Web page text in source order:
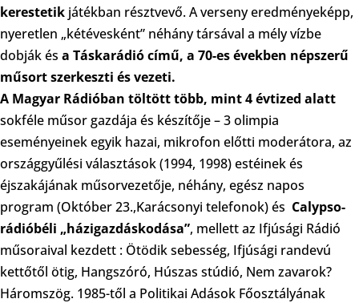
kerestetik játékban résztvevő. A verseny eredményeképp,
nyeretlen „kétévesként” néhány társával a mély vízbe
dobják és a Táskarádió című, a 70-es években népszerű
műsort szerkeszti és vezeti.
A Magyar Rádióban töltött több, mint 4 évtized alatt
sokféle műsor gazdája és készítője – 3 olimpia
eseményeinek egyik hazai, mikrofon előtti moderátora, az
országgyűlési választások (1994, 1998) estéinek és
éjszakájának műsorvezetője, néhány, egész napos
program (Október 23.,Karácsonyi telefonok) és Calypso-
rádióbéli „házigazdáskodása”, mellett az Ifjúsági Rádió
műsoraival kezdett : Ötödik sebesség, Ifjúsági randevú
kettőtől ötig, Hangszóró, Húszas stúdió, Nem zavarok?
Háromszög. 1985-től a Politikai Adások Főosztályának